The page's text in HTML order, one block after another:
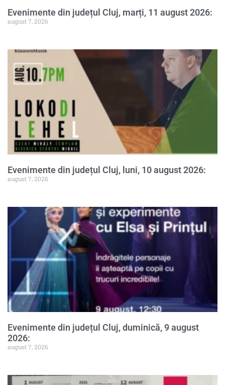
Evenimente din județul Cluj, marți, 11 august 2026:
august 7, 2026
Evenimente din județul Cluj, luni, 10 august 2026:
august 7, 2026
Evenimente din județul Cluj, duminică, 9 august
2026:
august 7, 2026